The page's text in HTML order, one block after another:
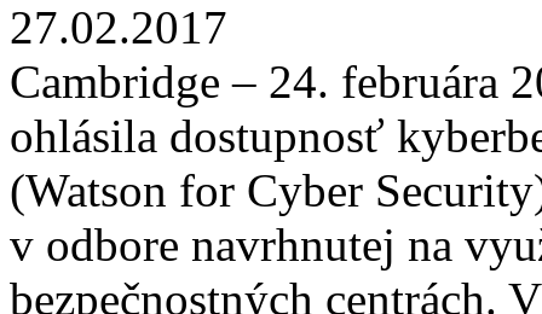
27.02.2017
Cambridge – 24. februára
ohlásila dostupnosť
(Watson for Cyber
v odbore navrhnutej na
bezpečnostných centrách.